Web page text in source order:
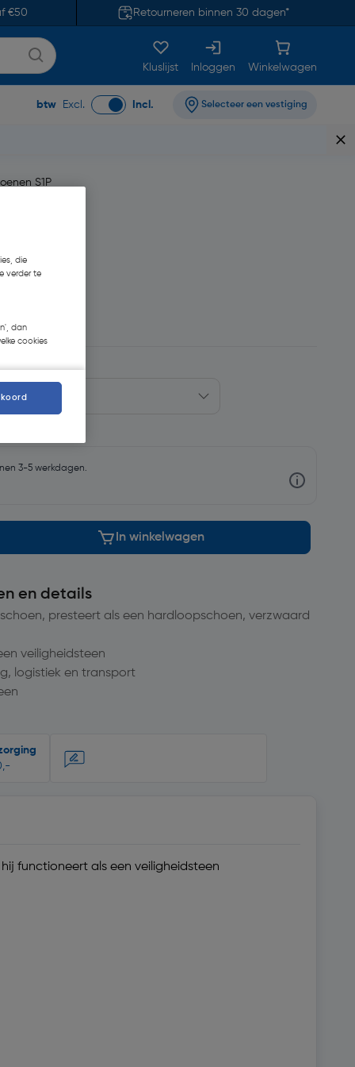
€50 Retourneren binnen 30 dagen*
Kluslijst Inloggen Winkelwagen
btw Excl. Incl. Selecteer een vestiging
S1P
3-5 werkdagen.
In winkelwagen
en details
presteert als een hardloopschoen, verzwaard
veiligheidsteen
logistiek en transport
functioneert als een veiligheidsteen
die
verder te
dan
cookies